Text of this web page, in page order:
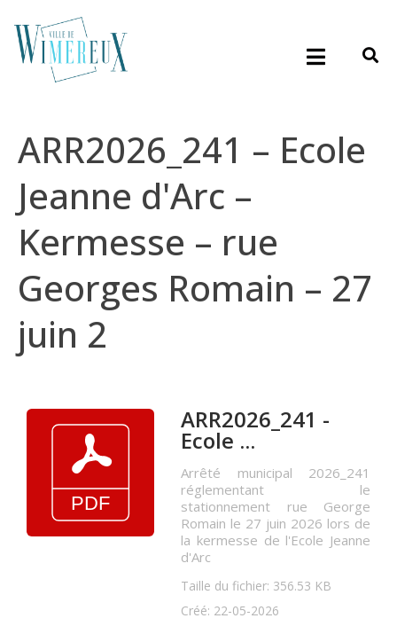
ARR2026_241 – Ecole
Jeanne d'Arc –
Kermesse – rue
Georges Romain – 27
juin 2
ARR2026_241 -
Ecole ...
Arrêté municipal 2026_241
réglementant le
stationnement rue George
Romain le 27 juin 2026 lors de
la kermesse de l'Ecole Jeanne
d'Arc
Taille du fichier: 356.53 KB
Créé: 22-05-2026